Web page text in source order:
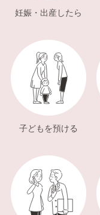
妊娠・出産したら
子どもを預ける